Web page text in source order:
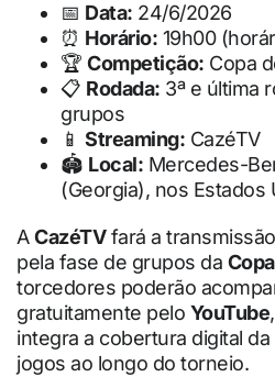
📅 Data: 24/6/2026
⏰ Horário: 19h00
🏆 Competição: Copa
📋 Rodada: 3ª e última
grupos
📱 Streaming: CazéTV
🏟 Local: Mercedes-
(Georgia), nos Estados
ACazéTVfará a
pela fase de grupos da
torcedores poderão
gratuitamente pelo YouTube
integra a cobertura digital
jogos ao longo do torneio.